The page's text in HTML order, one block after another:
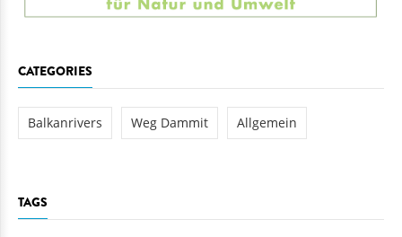
CATEGORIES
Balkanrivers Weg Dammit Allgemein
TAGS